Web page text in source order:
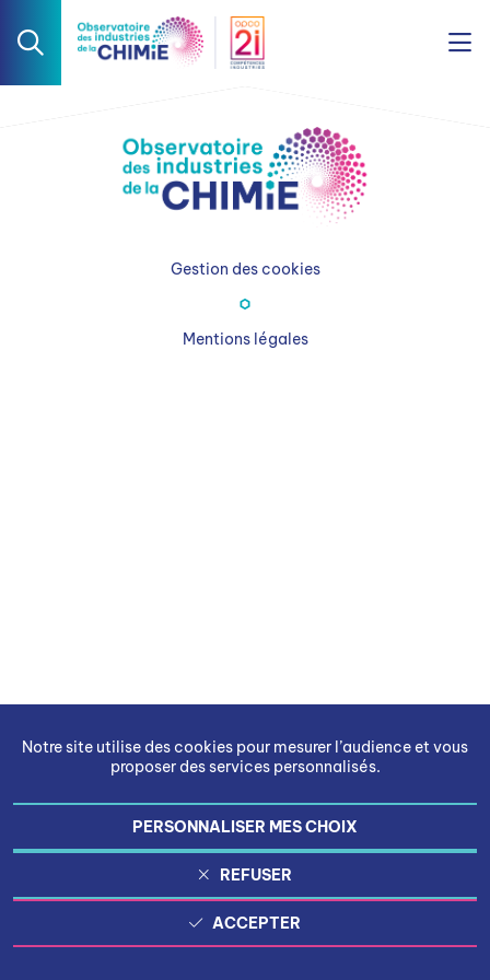
Notre site utilise des cookies pour mesurer l’audience et vous
proposer des services personnalisés.
PERSONNALISER MES CHOIX
REFUSER
ACCEPTER
Gestion des cookies
Mentions légales